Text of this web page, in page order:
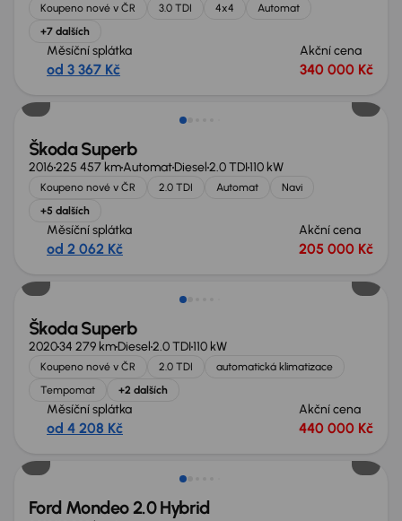
Koupeno nové v ČR 3.0 TDI 4x4
Automat
+7 dalších
Měsíční splátka
od 3 367 Kč
Akční cena
340 000 Kč
Škoda Superb
2016225 457 kmAutomatDiesel2.0 TDI110 kW
Koupeno nové v ČR 2.0 TDI Automat
Navi
+5 dalších
Měsíční splátka
od 2 062 Kč
Akční cena
205 000 Kč
Škoda Superb
202034 279 kmDiesel2.0 TDI110 kW
Koupeno nové v ČR 2.0 TDI
automatická klimatizace
Tempomat
+2 dalších
Měsíční splátka
od 4 208 Kč
Akční cena
440 000 Kč
Zlevněno o 10 000 Kč
Ford Mondeo 2.0 Hybrid